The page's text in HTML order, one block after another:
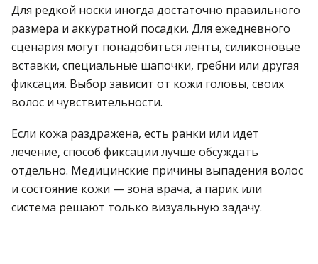
Для редкой носки иногда достаточно правильного
размера и аккуратной посадки. Для ежедневного
сценария могут понадобиться ленты, силиконовые
вставки, специальные шапочки, гребни или другая
фиксация. Выбор зависит от кожи головы, своих
волос и чувствительности.
Если кожа раздражена, есть ранки или идет
лечение, способ фиксации лучше обсуждать
отдельно. Медицинские причины выпадения волос
и состояние кожи — зона врача, а парик или
система решают только визуальную задачу.